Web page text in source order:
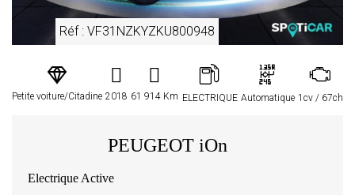
Réf : VF31NZKYZKU800948
Petite voiture/Citadine 2018 61 914 Km ELECTRIQUE Automatique 1cv / 67ch
PEUGEOT iOn
Electrique Active